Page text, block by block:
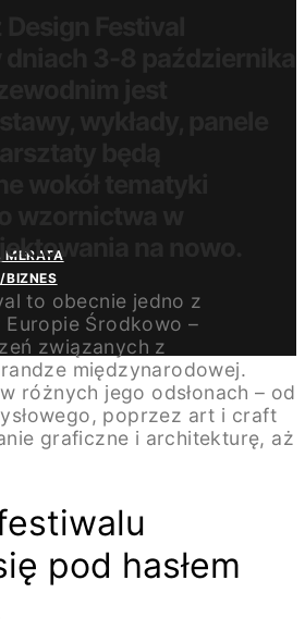
BIZNES
Festival
jest
wykłady, panele
będą
wokół tematyki
na nowo.
to obecnie jedno z
Środkowo –
związanych z
międzynarodowej.
różnych jego odsłonach – od
poprzez art i craft
graficzne i architekturę, aż
pod hasłem